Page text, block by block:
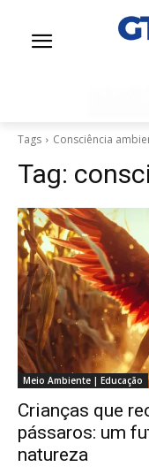
Tags Consciência
Tag:
Meio Ambiente | Educação
Crianças que
pássaros: um
natureza